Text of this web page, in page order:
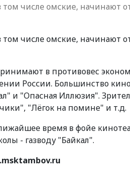
числе омские, начинают
числе омские, начинают
в противовес
России. Большинство
и "Опасная Иллюзия".
"Лёгок на помине" и т.д.
время в фойе
- газводу "Байкал".